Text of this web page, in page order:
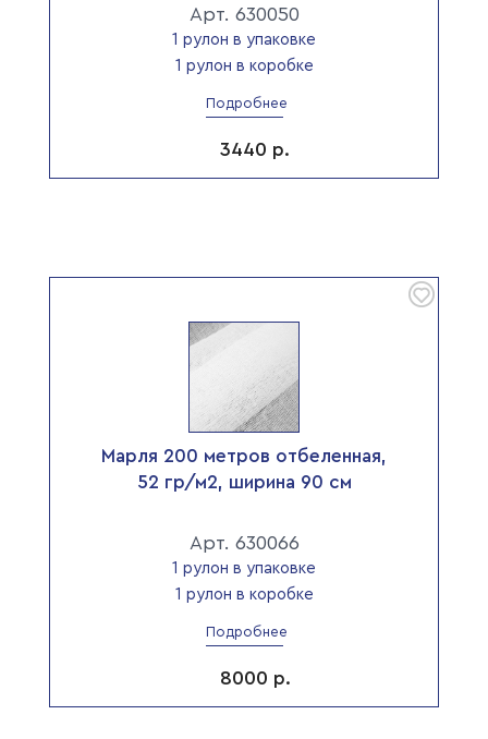
Арт. 630050
1 рулон в упаковке
1 рулон в коробке
Подробнее
3440 р.
Марля 200 метров отбеленная,
52 гр/м2, ширина 90 см
Арт. 630066
1 рулон в упаковке
1 рулон в коробке
Подробнее
8000 р.